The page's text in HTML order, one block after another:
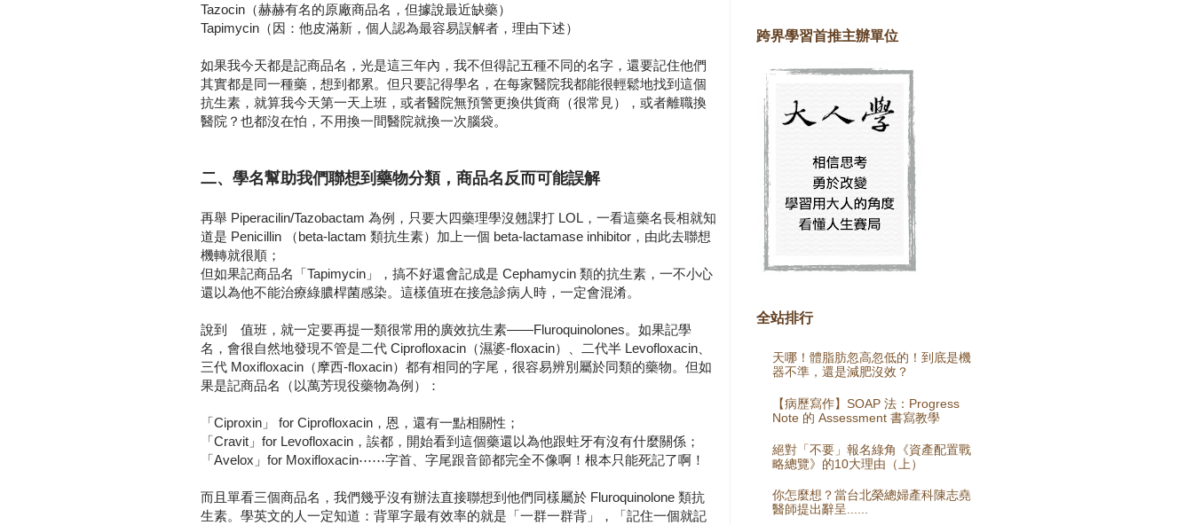
Tazocin（赫赫有名的原廠商品名，但據說最近缺藥）
Tapimycin（因：他皮滿新，個人認為最容易誤解者，理由下述）
如果我今天都是記商品名，光是這三年內，我不但得記五種不同的名字，還要記住他們
其實都是同一種藥，想到都累。但只要記得學名，在每家醫院我都能很輕鬆地找到這個
抗生素，就算我今天第一天上班，或者醫院無預警更換供貨商（很常見），或者離職換
醫院？也都沒在怕，不用換一間醫院就換一次腦袋。
二、學名幫助我們聯想到藥物分類，商品名反而可能誤解
再舉 Piperacilin/Tazobactam 為例，只要大四藥理學沒翹課打 LOL，一看這藥名長相就知
道是 Penicillin （beta-lactam 類抗生素）加上一個 beta-lactamase inhibitor，由此去聯想
機轉就很順；
但如果記商品名「Tapimycin」，搞不好還會記成是 Cephamycin 類的抗生素，一不小心
還以為他不能治療綠膿桿菌感染。這樣值班在接急診病人時，一定會混淆。
說到 值班，就一定要再提一類很常用的廣效抗生素——Fluroquinolones。如果記學
名，會很自然地發現不管是二代 Ciprofloxacin（濕婆-floxacin）、二代半 Levofloxacin、
三代 Moxifloxacin（摩西-floxacin）都有相同的字尾，很容易辨別屬於同類的藥物。但如
果是記商品名（以萬芳現役藥物為例）：
「Ciproxin」 for Ciprofloxacin，恩，還有一點相關性；
「Cravit」for Levofloxacin，誒都，開始看到這個藥還以為他跟蛀牙有沒有什麼關係；
「Avelox」for Moxifloxacin⋯⋯字首、字尾跟音節都完全不像啊！根本只能死記了啊！
而且單看三個商品名，我們幾乎沒有辦法直接聯想到他們同樣屬於 Fluroquinolone 類抗
生素。學英文的人一定知道：背單字最有效率的就是「一群一群背」，「記住一個就記
跨界學習首推主辦單位
全站排行
天哪！體脂肪忽高忽低的！到底是機
器不準，還是減肥沒效？
【病歷寫作】SOAP 法：Progress
Note 的 Assessment 書寫教學
絕對「不要」報名綠角《資產配置戰
略總覽》的10大理由（上）
你怎麼想？當台北榮總婦產科陳志堯
醫師提出辭呈......